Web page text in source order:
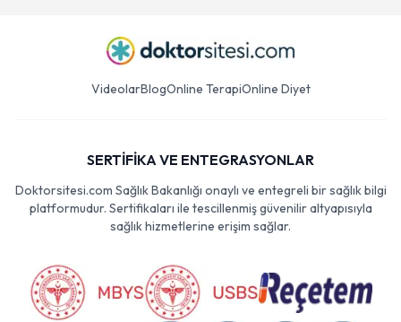
VideolarBlogOnline TerapiOnline Diyet
SERTİFİKA VE ENTEGRASYONLAR
Doktorsitesi.com Sağlık Bakanlığı onaylı ve entegreli bir sağlık bilgi
platformudur. Sertifikaları ile tescillenmiş güvenilir altyapısıyla
sağlık hizmetlerine erişim sağlar.